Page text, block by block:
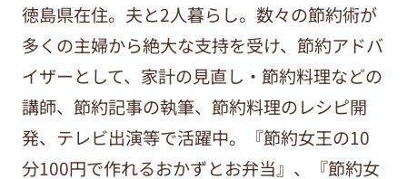
徳島県在住。夫と2人暮らし。数々の節約術が
多くの主婦から絶大な支持を受け、節約アドバ
イザーとして、家計の見直し・節約料理などの
講師、節約記事の執筆、節約料理のレシピ開
発、テレビ出演等で活躍中。『節約女王の10
分100円で作れるおかずとお弁当』、『節約女